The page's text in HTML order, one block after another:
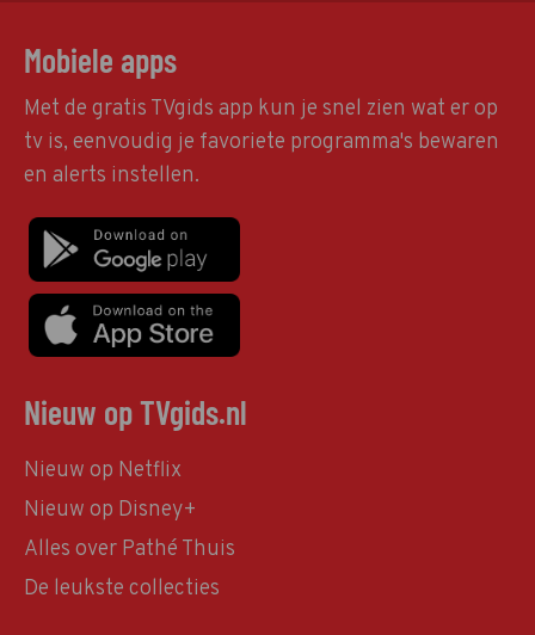
Mobiele apps
Met de gratis TVgids app kun je snel zien wat er op
tv is, eenvoudig je favoriete programma's bewaren
en alerts instellen.
Nieuw op TVgids.nl
Nieuw op Netflix
Nieuw op Disney+
Alles over Pathé Thuis
De leukste collecties